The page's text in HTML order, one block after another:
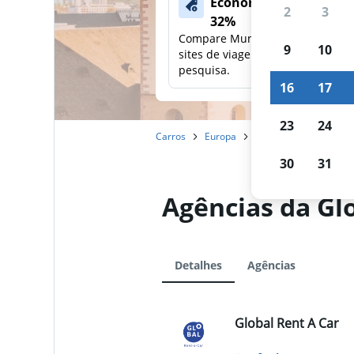
32%
Compare Mundi com outros
sites de viagens em uma única
pesquisa.
Carros Europa
Agências da
Detalhes Agências
Global Rent A Car
2 3
9 10
16 17
23 24
30 31